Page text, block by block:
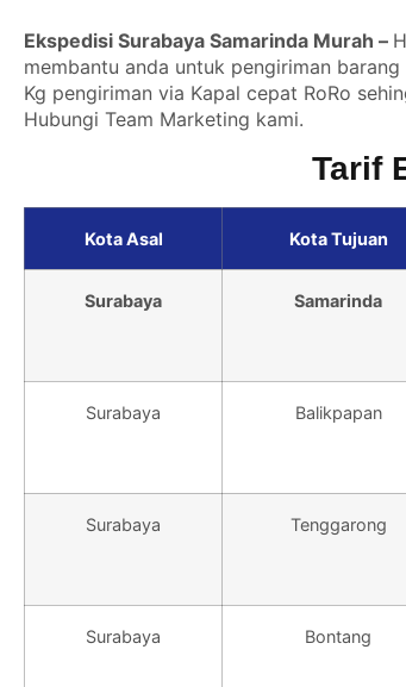
Ekspedisi Surabaya Samarinda Murah –
membantu anda untuk pengiriman
Kg pengiriman via Kapal cepat RoRo
Hubungi Team Marketing kami.
Tarif
Kota Asal Kota Tujuan
Surabaya Samarinda
Surabaya Balikpapan
Surabaya Tenggarong
Surabaya Bontang